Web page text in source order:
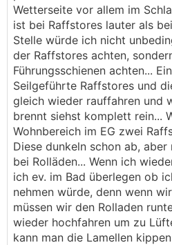
Wetterseite vor allem im
ist bei Raffstores lauter als
Stelle würde ich nicht
der Raffstores achten,
Führungsschienen achten...
Seilgeführte Raffstores und
gleich wieder rauffahren und
brennt siehst komplett rein...
Wohnbereich im EG zwei
Diese dunkeln schon ab,
bei Rolläden... Wenn ich
ich ev. im Bad überlegen ob
nehmen würde, denn wenn
müssen wir den Rolladen
wieder hochfahren um zu
kann man die Lamellen